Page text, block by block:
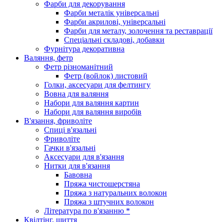
Фарби для декорування
Фарби металік універсальні
Фарби акрилові, універсальні
Фарби для металу, золочення та реставрації
Спеціальні складові, добавки
Фурнітура декоративна
Валяння, фетр
Фетр різноманітний
Фетр (войлок) листовий
Голки, аксесуари для фелтингу
Вовна для валяння
Набори для валяння картин
Набори для валяння виробів
В'язання, фриволіте
Спиці в'язальні
Фриволіте
Гачки в'язальні
Аксесуари для в'язання
Нитки для в'язання
Бавовна
Пряжа чистошерстяна
Пряжа з натуральних волокон
Пряжа з штучних волокон
Література по в'язанню *
Квілтінг, шиття